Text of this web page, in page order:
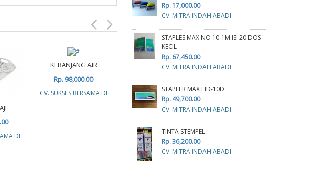
DI
KERANJANG AIR
Rp. 98,000.00
CV. SUKSES BERSAMA DI
CANGKIR
Rp. 124,600.00
CV. SUKSES BERSAMA DI
DINNER SET
Rp. 578,000.00
CV. SUKSES BERSAMA DI
Rp. 17,000.00
CV. MITRA INDAH ABADI
STAPLES MAX NO 10-1M ISI 20 DOS
KECIL
Rp. 67,450.00
CV. MITRA INDAH ABADI
STAPLER MAX HD-10D
Rp. 49,700.00
CV. MITRA INDAH ABADI
TINTA STEMPEL
Rp. 36,200.00
CV. MITRA INDAH ABADI